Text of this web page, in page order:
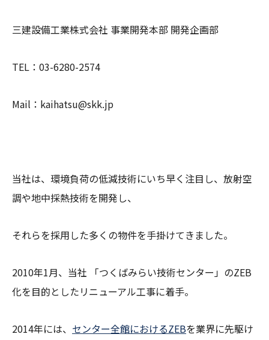
三建設備工業株式会社 事業開発本部 開発企画部
TEL：03-6280-2574
Mail：kaihatsu@skk.jp
当社は、環境負荷の低減技術にいち早く注目し、放射空
調や地中採熱技術を開発し、
それらを採用した多くの物件を手掛けてきました。
2010年1月、当社 「つくばみらい技術センター」のZEB
化を目的としたリニューアル工事に着手。
2014年には、 センター全館におけるZEBを業界に先駆け